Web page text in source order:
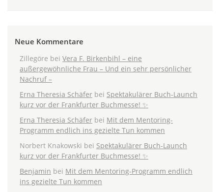
Neue Kommentare
Zillegöre bei Vera F. Birkenbihl – eine
außergewöhnliche Frau – Und ein sehr persönlicher
Nachruf –
Erna Theresia Schäfer bei Spektakulärer Buch-Launch
kurz vor der Frankfurter Buchmesse! ✨
Erna Theresia Schäfer bei Mit dem Mentoring-
Programm endlich ins gezielte Tun kommen
Norbert Knakowski bei Spektakulärer Buch-Launch
kurz vor der Frankfurter Buchmesse! ✨
Benjamin bei Mit dem Mentoring-Programm endlich
ins gezielte Tun kommen